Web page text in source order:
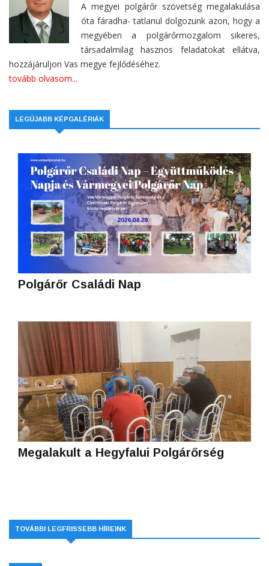
A megyei polgárőr szövetség megalakulása
óta fáradha- tatlanul dolgozunk azon, hogy a
megyében a polgárőrmozgalom sikeres,
társadalmilag hasznos feladatokat ellátva,
hozzájáruljon Vas megye fejlődéséhez.
tovább olvasom...
LEGÚJABB KÉPGALÉRIÁK
Polgárőr Családi Nap
Megalakult a Hegyfalui Polgárőrség
TOVÁBBI LEGFRISSEBB HÍREINK